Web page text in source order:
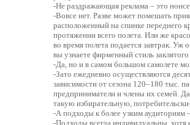
-Не раздражающая реклама – это
-Вовсе нет. Разве может помешать
расположенный на спинке переднего
протяжении всего полета. Или же
во время полета подается завтрак. Уж
вы узнаете фирменный стиль
-Да, но и в самом большом самолете
-Зато ежедневно осуществляются
зависимости от сезона 120–180 тыс.
предприниматели и члены их семей.
такую избирательную,
-А подходы к более узким аудиториям
-Подходы всегда индивидуальны,